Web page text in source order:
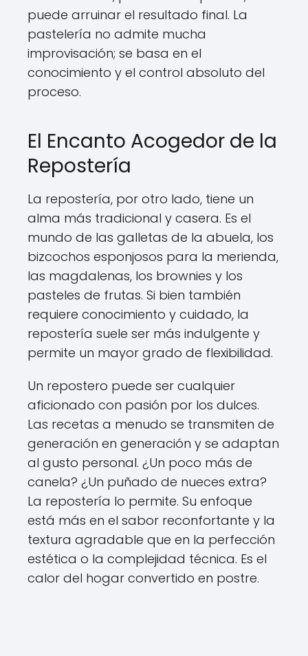
puede arruinar el resultado final. La
pastelería no admite mucha
improvisación; se basa en el
conocimiento y el control absoluto del
proceso.
El Encanto Acogedor de la
Repostería
La repostería, por otro lado, tiene un
alma más tradicional y casera. Es el
mundo de las galletas de la abuela, los
bizcochos esponjosos para la merienda,
las magdalenas, los brownies y los
pasteles de frutas. Si bien también
requiere conocimiento y cuidado, la
repostería suele ser más indulgente y
permite un mayor grado de flexibilidad.
Un repostero puede ser cualquier
aficionado con pasión por los dulces.
Las recetas a menudo se transmiten de
generación en generación y se adaptan
al gusto personal. ¿Un poco más de
canela? ¿Un puñado de nueces extra?
La repostería lo permite. Su enfoque
está más en el sabor reconfortante y la
textura agradable que en la perfección
estética o la complejidad técnica. Es el
calor del hogar convertido en postre.